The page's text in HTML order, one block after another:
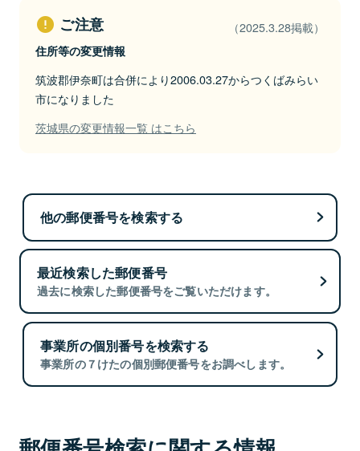
ご注意 （2025.3.28掲載）
住所等の変更情報
筑波郡伊奈町は合併により2006.03.27からつくばみらい
市になりました
茨城県の変更情報一覧 はこちら
他の郵便番号を検索する
最近検索した郵便番号
過去に検索した郵便番号をご覧いただけます。
事業所の個別番号を検索する
事業所の７けたの個別郵便番号をお調べします。